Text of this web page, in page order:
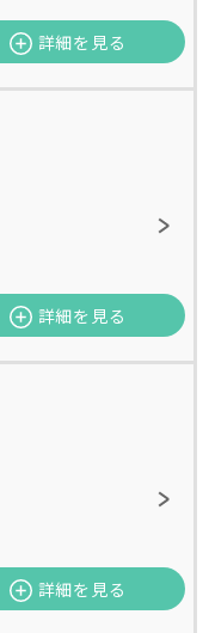
詳細を見る
詳細を見る
詳細を見る